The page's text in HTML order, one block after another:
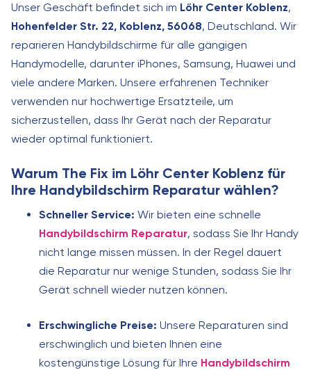
Unser Geschäft befindet sich im Löhr Center Koblenz,
Hohenfelder Str. 22, Koblenz, 56068, Deutschland. Wir
reparieren Handybildschirme für alle gängigen
Handymodelle, darunter iPhones, Samsung, Huawei und
viele andere Marken. Unsere erfahrenen Techniker
verwenden nur hochwertige Ersatzteile, um
sicherzustellen, dass Ihr Gerät nach der Reparatur
wieder optimal funktioniert.
Warum The Fix im Löhr Center Koblenz für
Ihre Handybildschirm Reparatur wählen?
Schneller Service: Wir bieten eine schnelle
Handybildschirm Reparatur, sodass Sie Ihr Handy
nicht lange missen müssen. In der Regel dauert
die Reparatur nur wenige Stunden, sodass Sie Ihr
Gerät schnell wieder nutzen können.
Erschwingliche Preise: Unsere Reparaturen sind
erschwinglich und bieten Ihnen eine
kostengünstige Lösung für Ihre Handybildschirm